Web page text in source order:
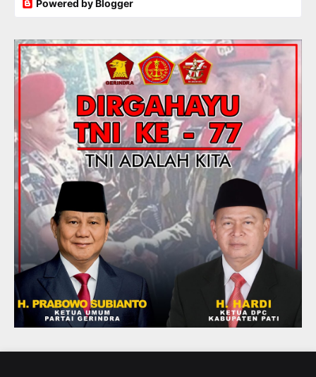
Powered by Blogger